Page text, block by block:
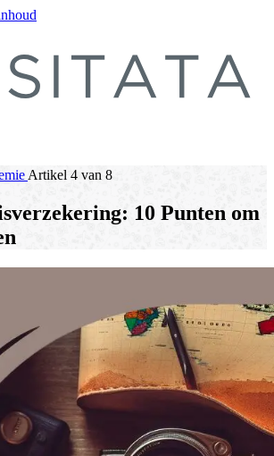
Artikel 4 van 8
10 Punten om